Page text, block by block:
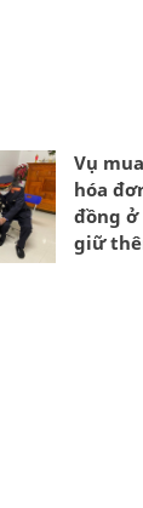
Vụ
hóa
đồng ở
giữ